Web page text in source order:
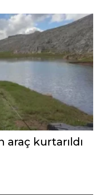
kurtarıldı